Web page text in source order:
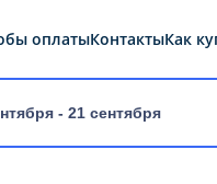
оплатыКонтактыКак
- 21 сентября